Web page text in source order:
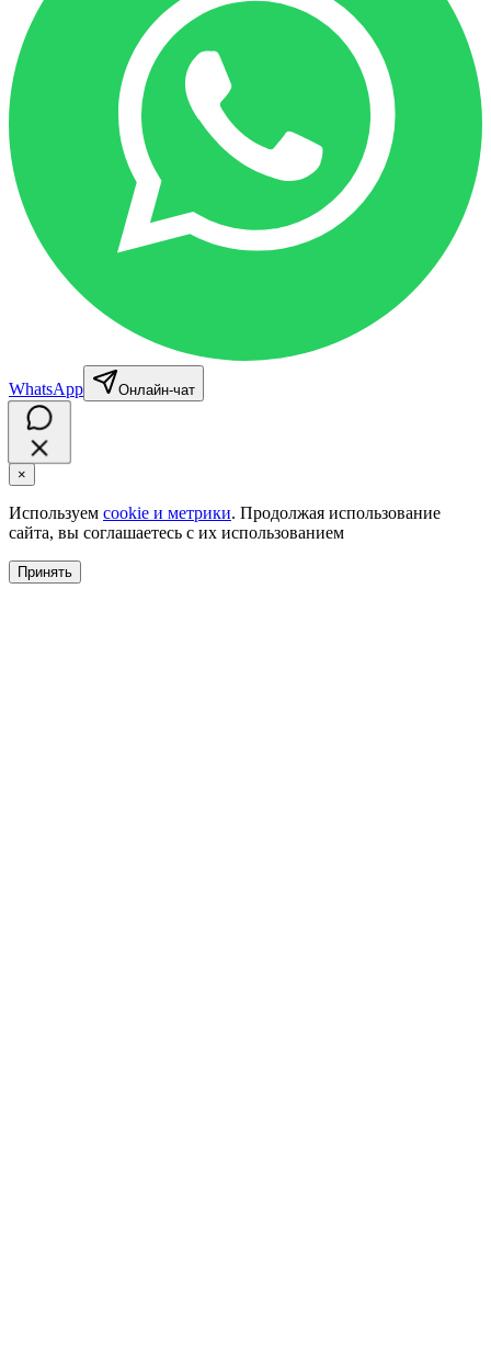
WhatsApp Онлайн-чат
×
Используем cookie и метрики. Продолжая использование
сайта, вы соглашаетесь с их использованием
Принять